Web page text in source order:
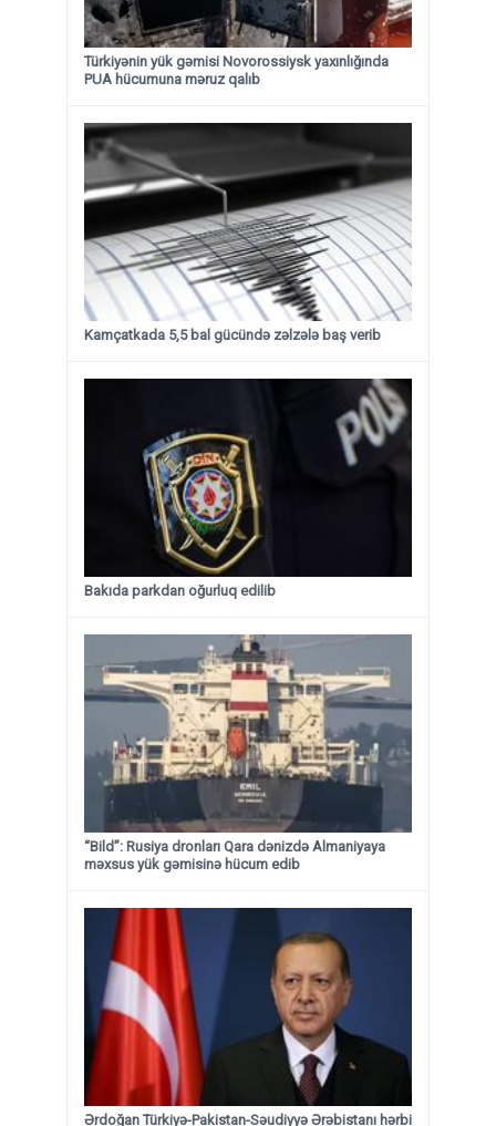
Türkiyənin yük gəmisi Novorossiysk yaxınlığında
PUA hücumuna məruz qalıb
Kamçatkada 5,5 bal gücündə zəlzələ baş verib
Bakıda parkdan oğurluq edilib
“Bild”: Rusiya dronları Qara dənizdə Almaniyaya
məxsus yük gəmisinə hücum edib
Ərdoğan Türkiyə-Pakistan-Səudiyyə Ərəbistanı hərbi